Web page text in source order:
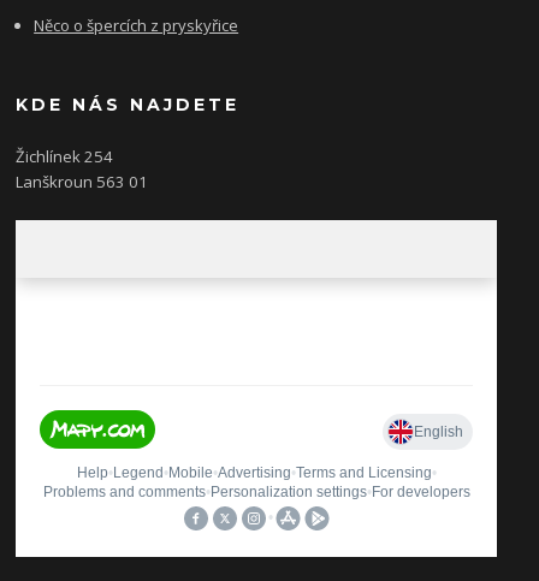
Něco o špercích z pryskyřice
KDE NÁS NAJDETE
Žichlínek 254
Lanškroun 563 01